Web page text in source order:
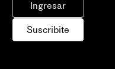
Ingresar
Suscribite